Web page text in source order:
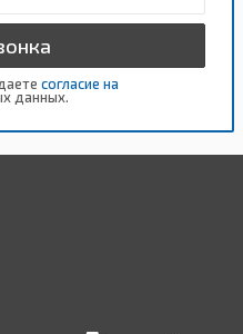
согласие на
данных.